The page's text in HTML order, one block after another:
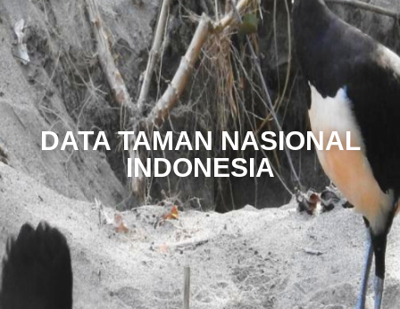
DATA TAMAN NASIONAL
INDONESIA